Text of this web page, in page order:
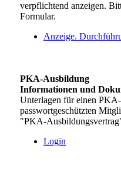
verpflichtend anzeigen.
Formular.
Anzeige.
PKA-Ausbildung
Informationen und
Unterlagen für einen
passwortgeschützten
"PKA-
Login